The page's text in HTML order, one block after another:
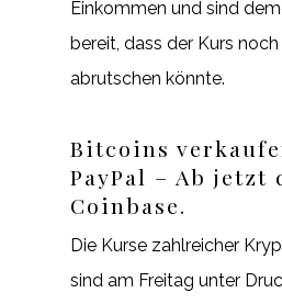
Einkommen und sind
bereit, dass der Kurs
abrutschen könnte.
Bitcoins
PayPal – Ab jetzt
Coinbase.
Die Kurse zahlreicher
sind am Freitag unter